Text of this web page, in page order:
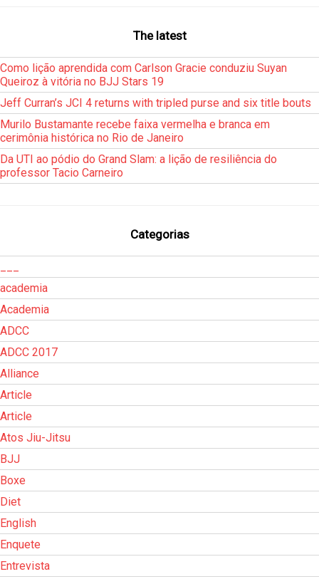
The latest
Como lição aprendida com Carlson Gracie conduziu Suyan
Queiroz à vitória no BJJ Stars 19
Jeff Curran’s JCI 4 returns with tripled purse and six title bouts
Murilo Bustamante recebe faixa vermelha e branca em
cerimônia histórica no Rio de Janeiro
Da UTI ao pódio do Grand Slam: a lição de resiliência do
professor Tacio Carneiro
Categorias
academia
Academia
ADCC
ADCC 2017
Alliance
Article
Article
Atos Jiu-Jitsu
BJJ
Boxe
Diet
English
Enquete
Entrevista